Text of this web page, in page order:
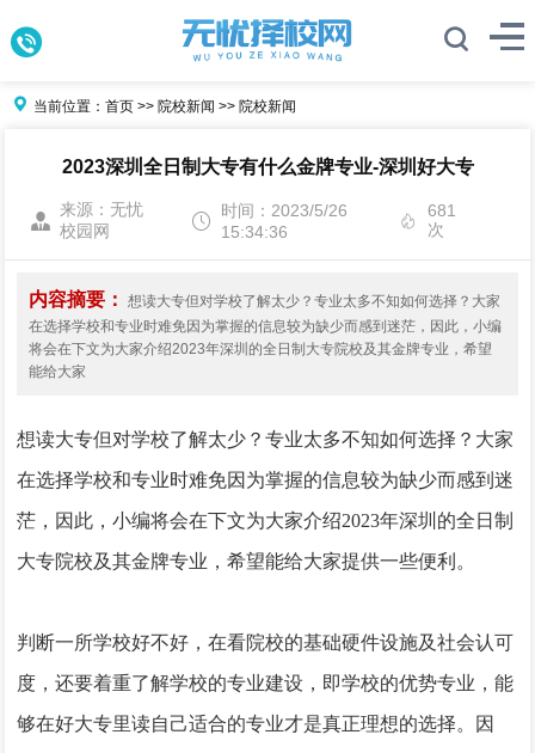
当前位置：首页 >> 院校新闻 >> 院校新闻
2023深圳全日制大专有什么金牌专业-深圳好大专
来源：无忧
校园网
时间：2023/5/26
15:34:36
681
次
内容摘要：
想读大专但对学校了解太少？专业太多不知如何选择？大家
在选择学校和专业时难免因为掌握的信息较为缺少而感到迷茫，因此，小编
将会在下文为大家介绍2023年深圳的全日制大专院校及其金牌专业，希望
能给大家
想读大专但对学校了解太少？专业太多不知如何选择？大家
在选择学校和专业时难免因为掌握的信息较为缺少而感到迷
茫，因此，小编将会在下文为大家介绍2023年深圳的全日制
大专院校及其金牌专业，希望能给大家提供一些便利。
判断一所学校好不好，在看院校的基础硬件设施及社会认可
度，还要着重了解学校的专业建设，即学校的优势专业，能
够在好大专里读自己适合的专业才是真正理想的选择。因